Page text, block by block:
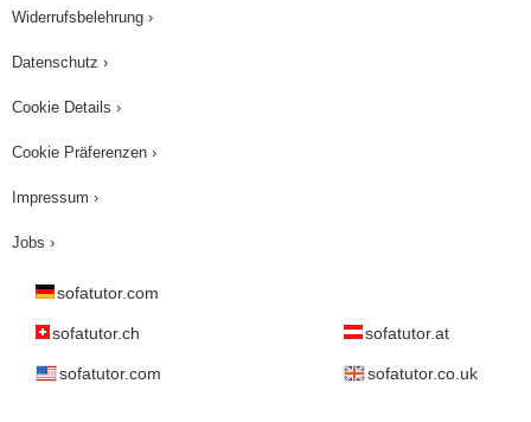
Widerrufsbelehrung ›
Datenschutz ›
Cookie Details ›
Cookie Präferenzen ›
Impressum ›
Jobs ›
sofatutor.com
sofatutor.ch sofatutor.at
sofatutor.com sofatutor.co.uk